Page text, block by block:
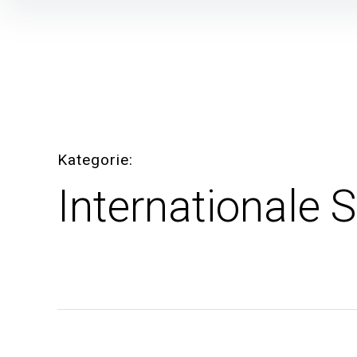
Kategorie
Internationale